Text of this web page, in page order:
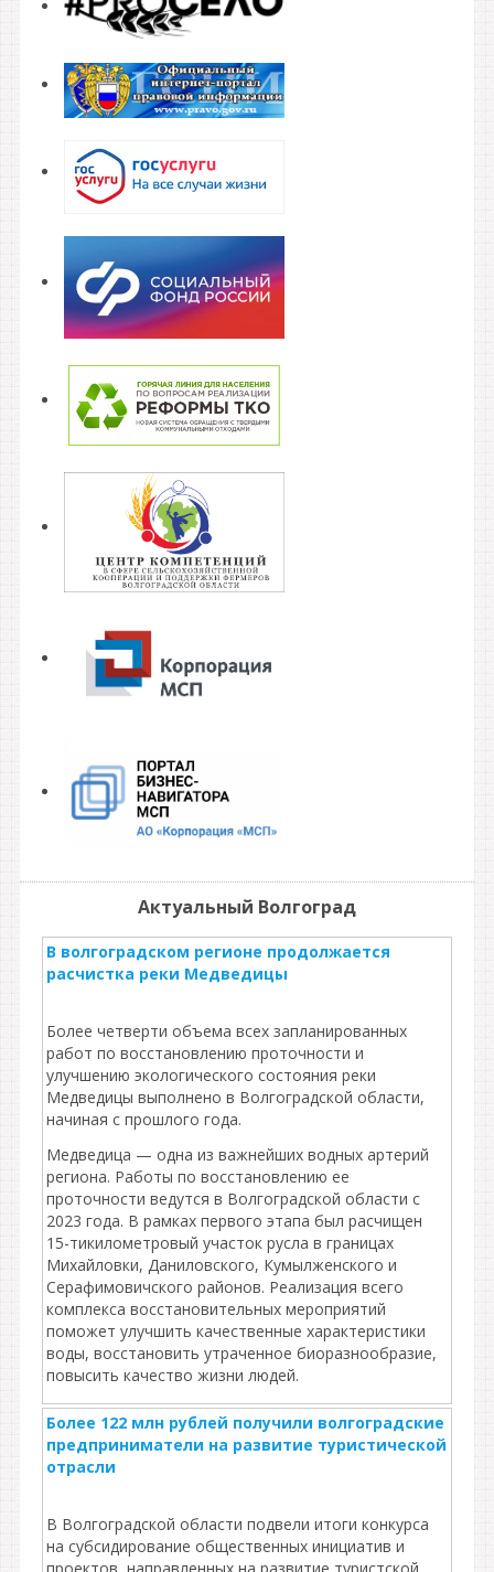
Актуальный Волгоград
В волгоградском регионе продолжается
расчистка реки Медведицы
Более четверти объема всех запланированных
работ по восстановлению проточности и
улучшению экологического состояния реки
Медведицы выполнено в Волгоградской области,
начиная с прошлого года.
Медведица — одна из важнейших водных артерий
региона. Работы по восстановлению ее
проточности ведутся в Волгоградской области с
2023 года. В рамках первого этапа был расчищен
15-тикилометровый участок русла в границах
Михайловки, Даниловского, Кумылженского и
Серафимовичского районов. Реализация всего
комплекса восстановительных мероприятий
поможет улучшить качественные характеристики
воды, восстановить утраченное биоразнообразие,
повысить качество жизни людей.
Более 122 млн рублей получили волгоградские
предприниматели на развитие туристической
отрасли
В Волгоградской области подвели итоги конкурса
на субсидирование общественных инициатив и